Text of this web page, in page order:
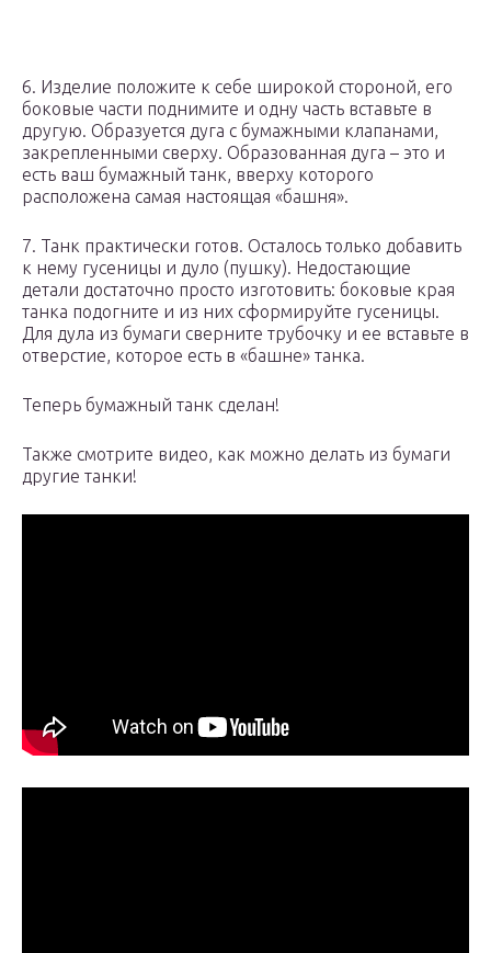
6. Изделие положите к себе широкой стороной, его
боковые части поднимите и одну часть вставьте в
другую. Образуется дуга с бумажными клапанами,
закрепленными сверху. Образованная дуга – это и
есть ваш бумажный танк, вверху которого
расположена самая настоящая «башня».
7. Танк практически готов. Осталось только добавить
к нему гусеницы и дуло (пушку). Недостающие
детали достаточно просто изготовить: боковые края
танка подогните и из них сформируйте гусеницы.
Для дула из бумаги сверните трубочку и ее вставьте в
отверстие, которое есть в «башне» танка.
Теперь бумажный танк сделан!
Также смотрите видео, как можно делать из бумаги
другие танки!